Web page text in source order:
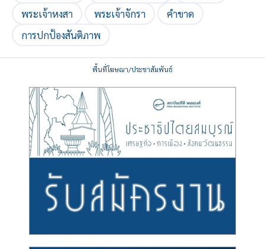
พระเจ้าหงสา
พระเจ้าจักรา
คำขาด
การปกป้องสันติภาพ
พื้นที่โฆษณา/ประชาสัมพันธ์